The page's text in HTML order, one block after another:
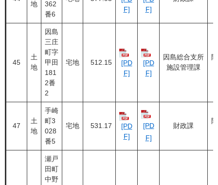
地
362
番6
F]
F]
45
土
地
因島
三庄
町字
甲田
181
2番
2
宅地 512.15
[PD
F]
[PD
F]
因島総合支所
施設管理課
47
土
地
手崎
町3
028
番5
宅地 531.17
[PD
F]
[PD
F]
財政課
瀬戸
田町
中野